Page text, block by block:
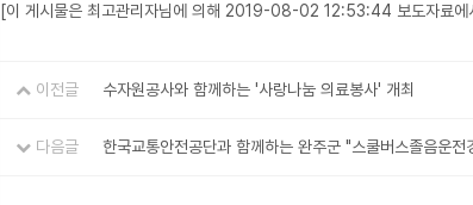
[이 게시물은 최고관리자님에 의해 2019-08-02 12:53:44 보도자료에
이전글 수자원공사와 함께하는 '사랑나눔 의료봉사' 개최
다음글 한국교통안전공단과 함께하는 완주군 "스쿨버스졸음운전